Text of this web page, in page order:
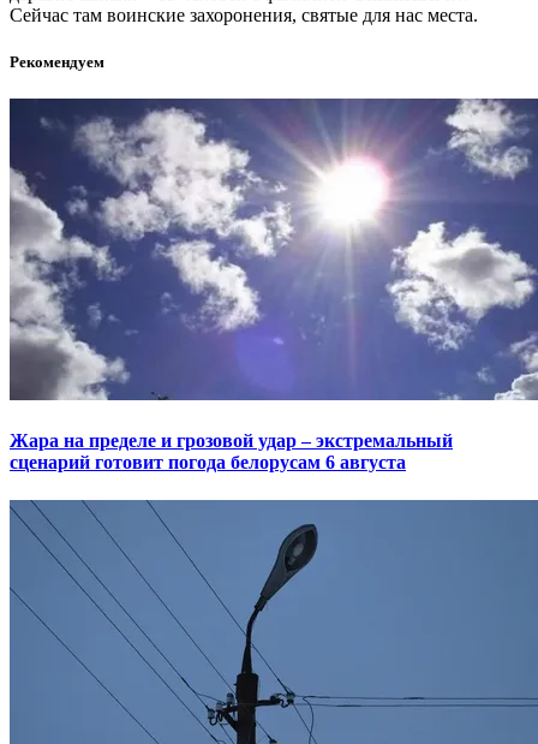
Сейчас там воинские захоронения, святые для нас места.
Рекомендуем
Жара на пределе и грозовой удар – экстремальный
сценарий готовит погода белорусам 6 августа